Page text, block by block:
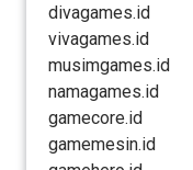
divagames.id
vivagames.id
musimgames.id
namagames.id
gamecore.id
gamemesin.id